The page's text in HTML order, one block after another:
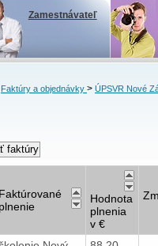
Zamestnávateľ
Faktúry a objednávky > ÚPSVR Nové
Faktúrované
plnenie
Hodnota
plnenia
v €